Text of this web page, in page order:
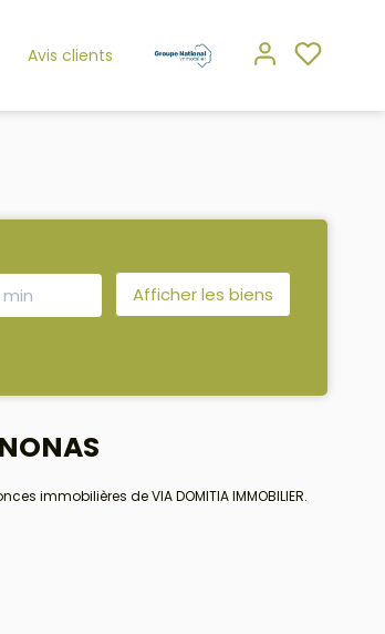
Avis clients
immobilières de VIA DOMITIA IMMOBILIER.